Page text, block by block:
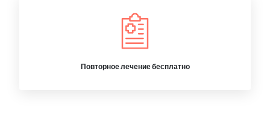
Повторное лечение бесплатно